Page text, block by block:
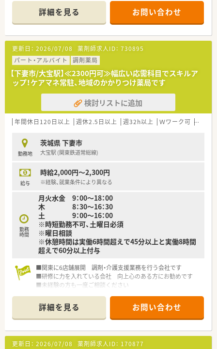
【店舗情報と応需状況について】
■大宝駅から車で10分の立地にあり、マイカー通勤を利用して
快適に通うことができます。
■1日あたり40から50枚の処方箋を応需しており、一人ひとりの
患者様に丁寧に向き合えます。
■内科や精神科をはじめ、循環器科や消化器科など幅広い科目の
処方箋を応需しています。
【法人特徴について】
■関東エリアに6店舗を展開しており、調剤業務だけでなく介護
支援事業も手掛けています。
■福祉用具の専門資格やケアマネジャーの資格を持つスタッフ
も在籍する介護に強い法人です。
■学ぶことへの支援を惜しまず、定期的なカンファレンスを実施
【求人情報について】
■給与は経験や年齢を考慮して決定され、年収448万円から最高
■昇給は年1回あり、賞与は6月と12月の年2回で計4ヶ月分が支
給される手厚い待遇です。
が立てやすいシフト体系です。
【やりがい/おすすめポイント】
■充実した教育制度と研修補助があり、学び続けたいという薬剤
師の向上心を満たしてくれます。
■外来調剤だけでなく居宅在宅にも関わることができ、患者様か
らの感謝を直接感じられます。
の業務へのモチベーションを高めます。
詳細を見る お問い合わせ
更新日： 2026/07/08 薬剤師求人ID： 730895
パート・アルバイト
調剤薬局
【下妻市/大宝駅】≪2300円可≫幅広い応需科目でスキルア
ップ！ケアマネ常駐、地域のかかりつけ薬局です
検討リストに追加
年間休日120日以上 週休2.5日以上 週32h以上 Ｗワーク可 残業
勤務地
茨城県 下妻市
大宝駅 (関東鉄道常総線)
給与
時給2,000円～2,300円
※経験、就業条件により異なる
勤務
時間
月火水金 9：00～18：00
木 8：30～16：30
土 9：00～16：00
※時短勤務不可、土曜日必須
※曜日相談
※休憩時間は実働6時間超えで45分以上と実働8時間
超えで60分以上付与
■関東に6店舗展開 調剤・介護支援業務を行う会社です
■研修に力を入れている会社 向上心のある方にお勧めです
■未経験の方も一度ご相談ください
詳細を見る お問い合わせ
更新日： 2026/07/08 薬剤師求人ID： 170877